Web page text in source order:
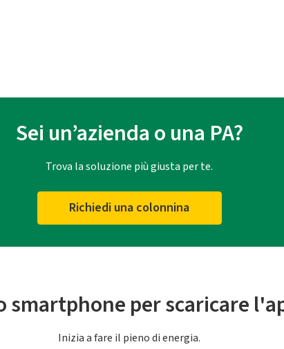
Sei un’azienda o una PA?
Trova la soluzione più giusta per te.
Richiedi una colonnina
smartphone per scaricare
Inizia a fare il pieno di energia.